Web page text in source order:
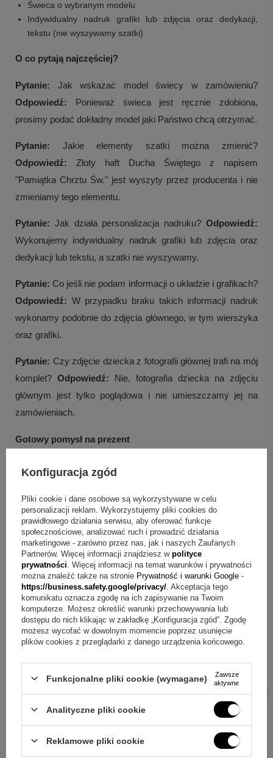
Świeca o wybranym modelu
Indywidualny nadruk grafiki lub zdjęcia oraz dedykacji,
tekstu (nie wyszywamy szatki)
O co pytają najczęściej?
Pytanie: Jak wskazać model świecy w zamówieniu?
Odpowiedź: Ponieważ świeca jest ręcznie zdobiona,
prosimy podać dokładny model jaki Państwo chcą otrzymać.
Pytanie: Jakie elementy szatki można zmienić?
Odpowiedź: Złoty haft Ducha Świętego z napisem
"Pamiątka Chrztu Św." jest wyszyty przez producenta i nie
zmieniamy tego elementu.
Pytanie: Jak działa personalizacja nadruku? Odpowiedź:
Wykonujemy indywidualny nadruk grafiki lub zdjęcia oraz
dedykacji lub tekstu, a szatki nie wyszywamy.
Pytanie: Co jeśli nie podam informacji o układzie i grafikach?
Odpowiedź: W przypadku braku takich informacji nadruk
wykonamy podobnie do zdjęcia głównego, w tym wierszyka
oraz grafiki.
Pytanie: Czy zdjęcie dziecka z fotografii głównej trafi na mój
komplet? Odpowiedź: Nie, fotografia dziecka na zdjęciu
głównym jest tylko poglądowa i nie umieszczamy jej na
zamówieniach.
Gotowy pomysł na prezent
Jeśli chcesz połączyć tradycyjny charakter uroczystości z
wszystko w spójną całość. Złote zdobienia motywu Ducha
Świętego podkreślają odświętność, a nadruk zdjęcia lub
grafiki z dedykacją nadaje osobisty ton. Wybór konkretnego
modelu świecy pomaga dopasować wygląd do oczekiwań i
zachować harmonijny styl zestawu. To propozycja, po którą
łatwo sięgnąć, gdy szukasz pamiątki Chrztu Świętego dla
chłopca lub dziewczynki.
Konfiguracja zgód
Pliki cookie i dane osobowe są wykorzystywane w celu
personalizacji reklam. Wykorzystujemy pliki cookies do
prawidłowego działania serwisu, aby oferować funkcje
społecznościowe, analizować ruch i prowadzić działania
marketingowe - zarówno przez nas, jak i naszych Zaufanych
Partnerów. Więcej informacji znajdziesz w polityce
prywatności . Więcej informacji na temat warunków i prywatności
można znaleźć także na stronie Prywatność i warunki Google -
https://business.safety.google/privacy/ . Akceptacja tego
komunikatu oznacza zgodę na ich zapisywanie na Twoim
komputerze. Możesz określić warunki przechowywania lub
dostępu do nich klikając w zakładkę „Konfiguracja zgód”. Zgodę
możesz wycofać w dowolnym momencie poprzez usunięcie
plików cookies z przeglądarki z danego urządzenia końcowego.
Funkcjonalne pliki cookie (wymagane)
Zawsze
aktywne
Analityczne pliki cookie
Reklamowe pliki cookie